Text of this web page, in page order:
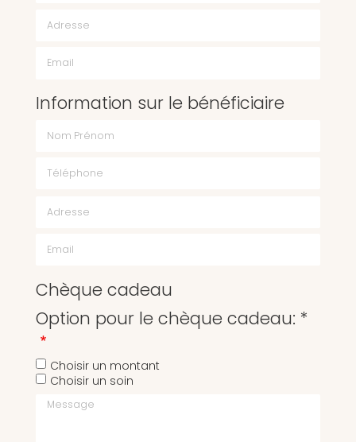
Information sur le bénéficiaire
Chèque cadeau
Option pour le chèque cadeau: *
Choisir un montant
Choisir un soin
Message